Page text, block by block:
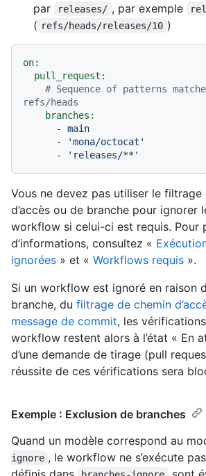
par
releases/ , par exemple
( refs/heads/releases/10 )
on:
pull_request:
# Sequence of patterns
refs/heads
branches:
-
main
-
'mona/octocat'
-
'releases/**'
Vous ne devez pas utiliser le filtrage
d’accès ou de branche pour ignorer
workflow si celui-ci est requis. Pour
d’informations, consultez «
ignorées » et « Workflows requis ».
Si un workflow est ignoré en raison
branche, du filtrage de chemin
message de commit, les
workflow restent alors à l’état « En
d’une demande de tirage (pull
réussite de ces vérifications sera
Exemple : Exclusion de branches
Quand un modèle correspond au
ignore , le workflow ne s’exécute